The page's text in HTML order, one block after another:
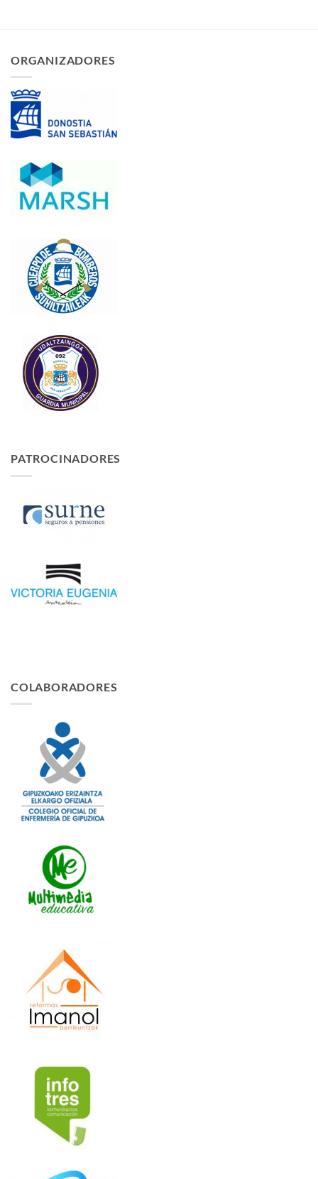
ORGANIZADORES
PATROCINADORES
COLABORADORES